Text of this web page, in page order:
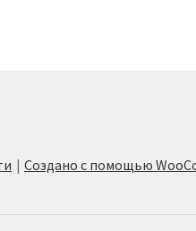
Создано с помощью